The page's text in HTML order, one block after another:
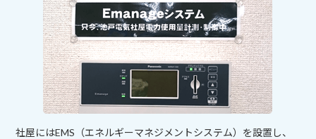
社屋にはEMS（エネルギーマネジメントシステム）を設置し、